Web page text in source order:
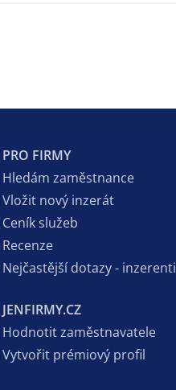
PRO FIRMY
Hledám zaměstnance
Vložit nový inzerát
Ceník služeb
Recenze
Nejčastější dotazy - inzerenti
JENFIRMY.CZ
Hodnotit zaměstnavatele
Vytvořit prémiový profil